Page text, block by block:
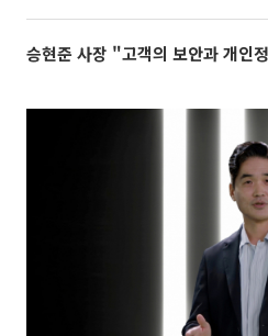
승현준 사장 "고객의 보안과 개인